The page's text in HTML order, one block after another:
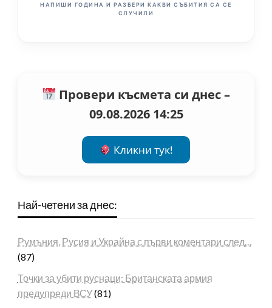
НАПИШИ ГОДИНА И РАЗБЕРИ КАКВИ СЪБИТИЯ СА СЕ
СЛУЧИЛИ
Провери късмета си днес –
09.08.2026 14:25
Кликни тук!
Най-четени за днес:
Румъния, Русия и Украйна с първи коментари след…
(87)
Точки за убити руснаци: Британската армия
предупреди ВСУ(81)